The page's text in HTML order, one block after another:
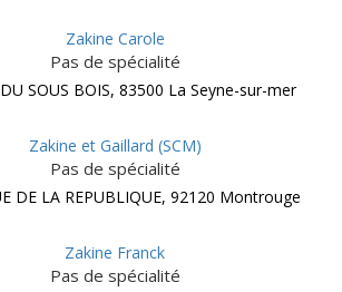
Zakine Carole
Pas de spécialité
SOUS BOIS, 83500 La Seyne-sur-mer
Zakine et Gaillard (SCM)
Pas de spécialité
DE LA REPUBLIQUE, 92120 Montrouge
Zakine Franck
Pas de spécialité